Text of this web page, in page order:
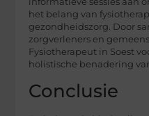
het belang van
gezondheidszorg. Door
zorgverleners en
Fysiotherapeut in Soest
holistische benadering
Conclusie